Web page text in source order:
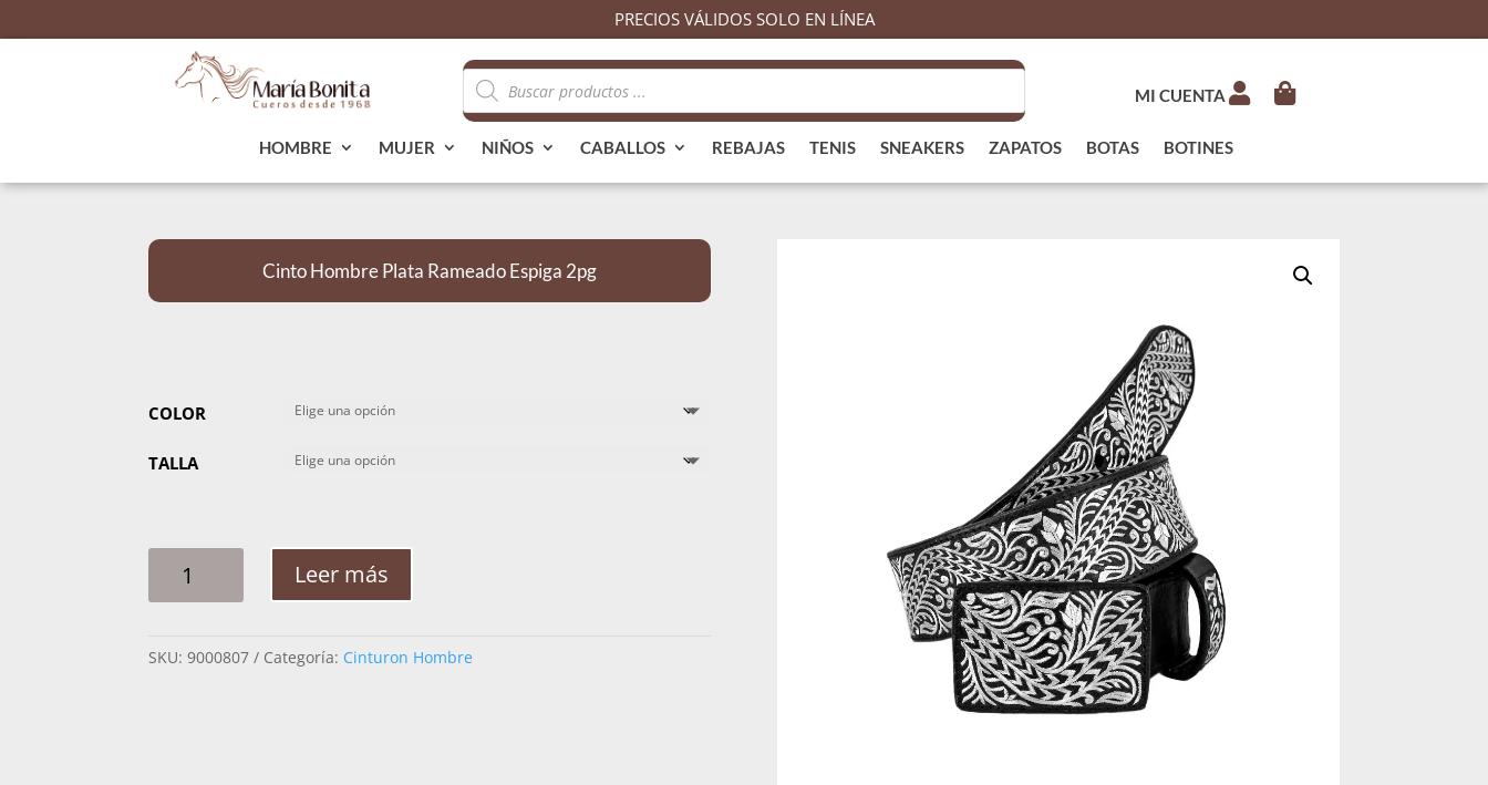
PRECIOS VÁLIDOS SOLO EN LÍNEA
Búsqueda
de
productos
MI CUENTA
HOMBRE MUJER NIÑOS CABALLOS REBAJAS TENIS SNEAKERS ZAPATOS BOTAS BOTINES
Cinto Hombre Plata Rameado Espiga 2pg
COLOR
TALLA
HOMBRE
ESPIGA
Leer más
SKU:9000807 Categoría: Cinturon Hombre